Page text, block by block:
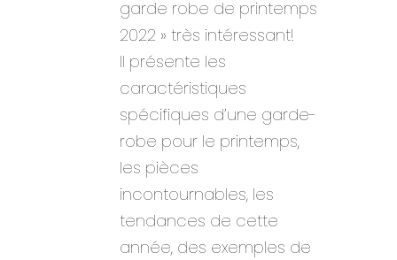
garde robe de printemps
2022 » très intéressant!
Il présente les
caractéristiques
spécifiques d’une garde-
robe pour le printemps,
les pièces
incontournables, les
tendances de cette
année, des exemples de